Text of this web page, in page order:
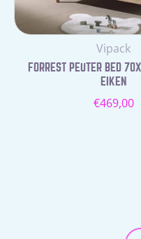
Vipack
FORREST PEUTER BED
EIKEN
Normale
€469,00